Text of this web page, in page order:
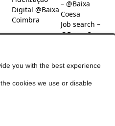
Digital @Baixa
Coimbra
– @Baixa
Coesa
Job search –
@Baixa Coesa
you with the best experience
cookies we use or disable